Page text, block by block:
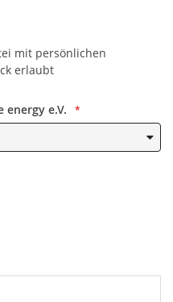
mit persönlichen
erlaubt
e.V.